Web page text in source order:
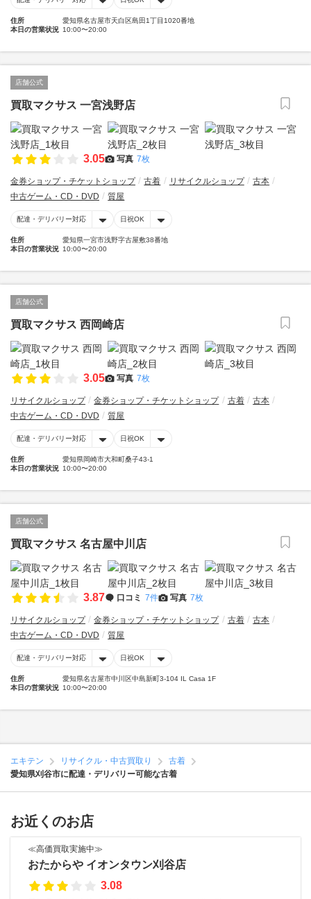
住所
愛知県名古屋市天白区島田1丁目1020番地
本日の営業状況 10:00〜20:00
店舗公式
買取マクサス 一宮浅野店
3.05 写真 7枚
金券ショップ・チケットショップ 古着 リサイクルショップ
古本
中古ゲーム・CD・DVD
質屋
配達・デリバリー対応 日祝OK
住所
愛知県一宮市浅野字古屋敷38番地
本日の営業状況 10:00〜20:00
店舗公式
買取マクサス 西岡崎店
3.05 写真 7枚
リサイクルショップ 金券ショップ・チケットショップ 古着
古本
中古ゲーム・CD・DVD
質屋
配達・デリバリー対応 日祝OK
住所
愛知県岡崎市大和町桑子43-1
本日の営業状況 10:00〜20:00
店舗公式
買取マクサス 名古屋中川店
3.87 口コミ 7件 写真 7枚
リサイクルショップ 金券ショップ・チケットショップ 古着
古本
中古ゲーム・CD・DVD
質屋
配達・デリバリー対応 日祝OK
住所
愛知県名古屋市中川区中島新町3-104 IL Casa 1F
本日の営業状況 10:00〜20:00
エキテン リサイクル・中古買取り
古着
愛知県刈谷市に配達・デリバリー可能な古着
お近くのお店
≪高価買取実施中≫
おたからや イオンタウン刈谷店
3.08